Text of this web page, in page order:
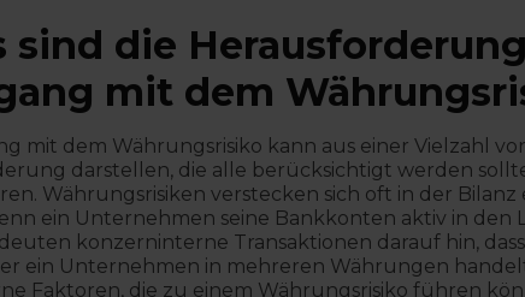
sind die
mit dem
mit dem Währungsrisiko kann aus einer Vielzahl
darstellen, die alle berücksichtigt werden
Währungsrisiken verstecken sich oft in der Bilanz
ein Unternehmen seine Bankkonten aktiv in den
konzerninterne Transaktionen darauf hin,
ein Unternehmen in mehreren Währungen
Faktoren, die zu einem Währungsrisiko führen